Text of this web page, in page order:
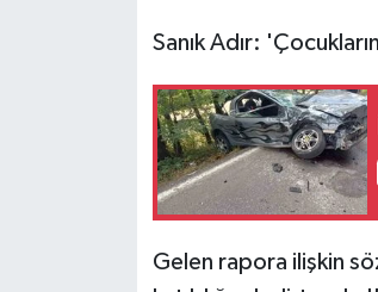
Sanık Adır:
Gelen rapora ilişkin